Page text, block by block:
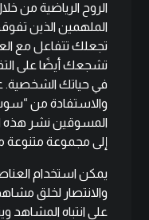
الروح الرياضية من
الملهمين الذين
تجعلك تتفاعل مع
تشجعك أيضًا على
في حياتك الشخصية.
والاستفادة من
المسوقين نشر
إلى مجموعة متنوعة
يمكن استخدام
والانتصار لخلق
على انتباه